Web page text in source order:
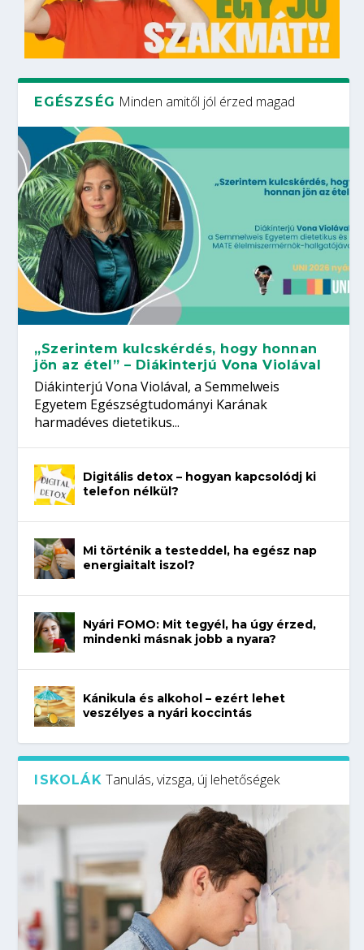
EGÉSZSÉG Minden amitől jól érzed magad
„Szerintem kulcskérdés, hogy honnan
jön az étel” – Diákinterjú Vona Violával
Diákinterjú Vona Violával, a Semmelweis
Egyetem Egészségtudományi Karának
harmadéves dietetikus...
Digitális detox – hogyan kapcsolódj ki
telefon nélkül?
Mi történik a testeddel, ha egész nap
energiaitalt iszol?
Nyári FOMO: Mit tegyél, ha úgy érzed,
mindenki másnak jobb a nyara?
Kánikula és alkohol – ezért lehet
veszélyes a nyári koccintás
ISKOLÁK Tanulás, vizsga, új lehetőségek